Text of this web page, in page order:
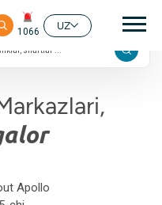
1066
UZ
Apollo